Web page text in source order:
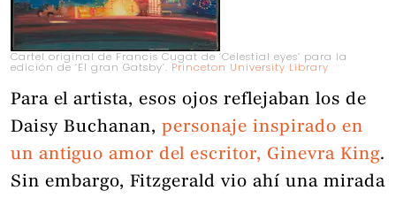
Cartel original de Francis Cugat de ‘Celestial eyes’ para la
edición de ‘El gran Gatsby’. Princeton University Library
Para el artista, esos ojos reflejaban los de
Daisy Buchanan, personaje inspirado en
un antiguo amor del escritor, Ginevra King.
Sin embargo, Fitzgerald vio ahí una mirada